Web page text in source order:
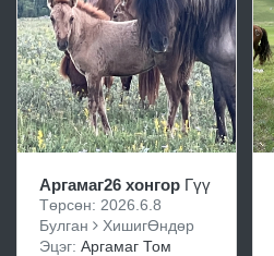
Аргамаг26 хонгор Гүү
Төрсөн: 2026.6.8
Булган
ХишигӨндөр
Эцэг: Аргамаг Том